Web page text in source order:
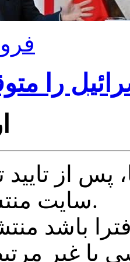
22
را
از تایید
سایت منتشر خواهد شد.
یا غیر